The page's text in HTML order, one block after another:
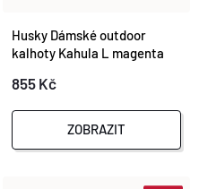
Husky Dámské outdoor
kalhoty Kahula L magenta
855 Kč
ZOBRAZIT